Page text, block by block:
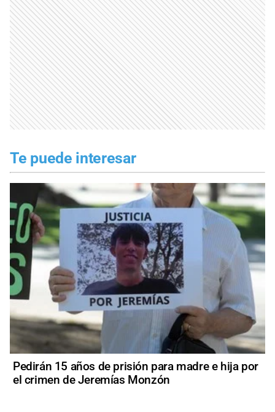
Te puede interesar
Pedirán 15 años de prisión para madre e hija por
el crimen de Jeremías Monzón